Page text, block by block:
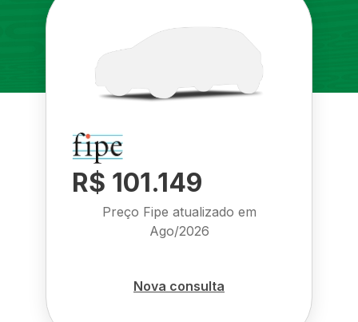
R$ 101.149
Preço Fipe atualizado em
Ago/2026
Nova consulta